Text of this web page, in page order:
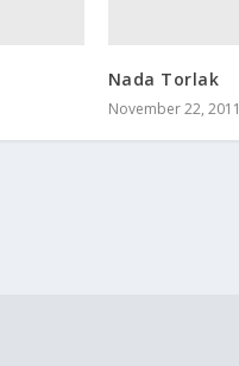
Nada Torlak
November 22, 2011